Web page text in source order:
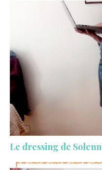
Le dressing de Solenn